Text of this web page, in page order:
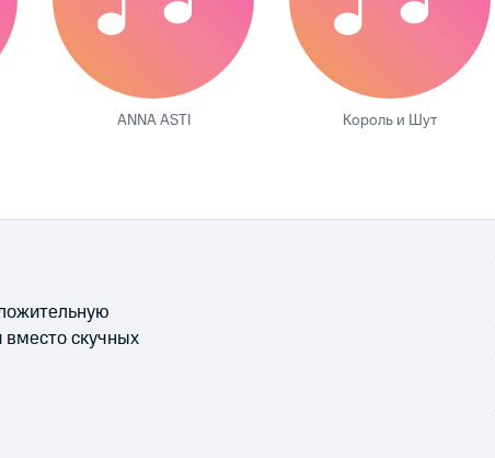
ANNA ASTI Король и Шут
вместо скучных